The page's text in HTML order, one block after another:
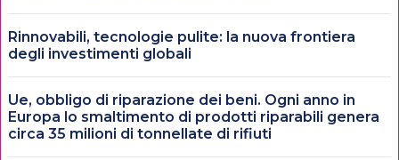
Rinnovabili, tecnologie pulite: la nuova frontiera
degli investimenti globali
Ue, obbligo di riparazione dei beni. Ogni anno in
Europa lo smaltimento di prodotti riparabili genera
circa 35 milioni di tonnellate di rifiuti